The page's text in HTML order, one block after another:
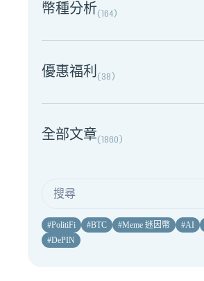
幣種分析(164)
優惠福利(38)
全部文章(1860)
#PolitiFi #BTC #Meme 迷因幣 #AI
#DePIN